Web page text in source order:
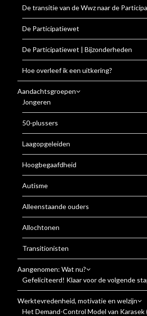
De transitie van de Wwz naar de
De Participatiewet
De Participatiewet | Bijzonderheden
Hoe overleef ik een uitkering?
Aandachtsgroepen
Jongeren
50-plussers
Laagopgeleiden
Hoogbegaafdheid
Autisme
Alleenstaande ouders
Allochtonen
Transitionisten
Aangenomen: Wat nu?
Gefeliciteerd! Klaar voor de volgende
Werktevredenheid, motivatie en welzijn
Het Demand-Control Model van Karasek